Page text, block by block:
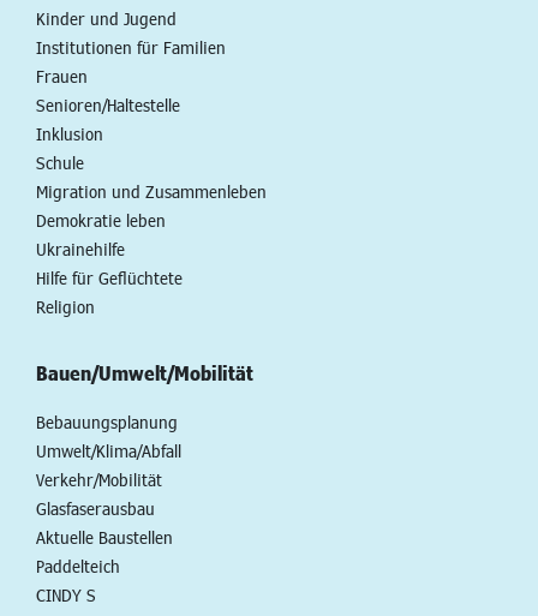
Kinder und Jugend
Institutionen für Familien
Frauen
Senioren/Haltestelle
Inklusion
Schule
Migration und Zusammenleben
Demokratie leben
Ukrainehilfe
Hilfe für Geflüchtete
Religion
Bauen/Umwelt/Mobilität
Bebauungsplanung
Umwelt/Klima/Abfall
Verkehr/Mobilität
Glasfaserausbau
Aktuelle Baustellen
Paddelteich
CINDY S